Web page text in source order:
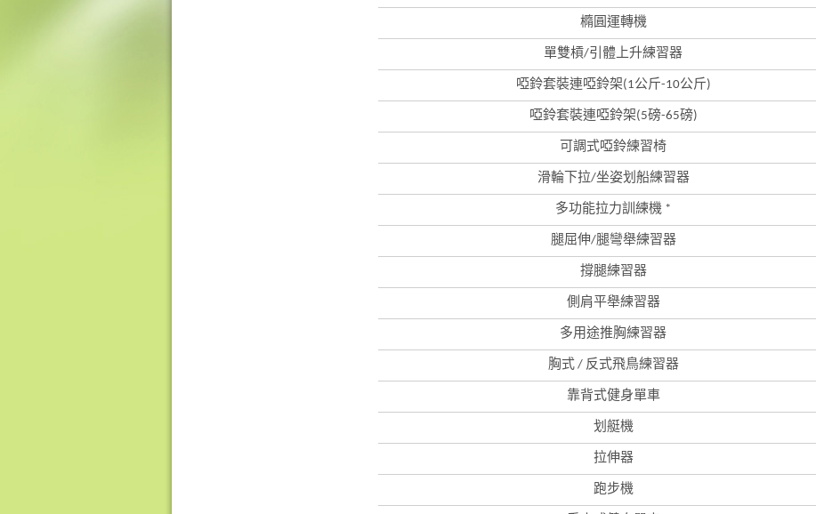
橢圓運轉機
單雙槓/引體上升練習器
啞鈴套裝連啞鈴架(1公斤-10公斤)
啞鈴套裝連啞鈴架(5磅-65磅)
可調式啞鈴練習椅
滑輪下拉/坐姿划船練習器
多功能拉力訓練機 *
腿屈伸/腿彎舉練習器
撐腿練習器
側肩平舉練習器
多用途推胸練習器
胸式 / 反式飛鳥練習器
靠背式健身單車
划艇機
拉伸器
跑步機